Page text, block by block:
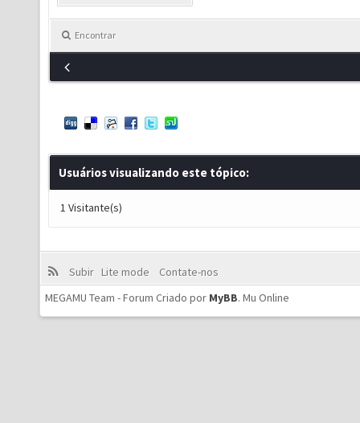
Encontrar
Usuários visualizando este tópico:
1 Visitante(s)
Subir Lite mode
Contate-nos
MEGAMU Team - Forum Criado por MyBB. Mu Online